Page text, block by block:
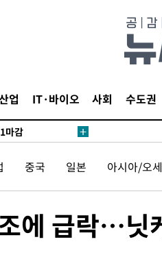
업 IT·바이오 사회 수도권
련 압수수색
[내일날씨]
VC 입단
마감
40도
사 재개"
중국 일본 아시아/오
에 급락…